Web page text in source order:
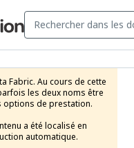
Fabric. Au cours de cette
les deux noms être
de prestation.
a été localisé en
automatique.